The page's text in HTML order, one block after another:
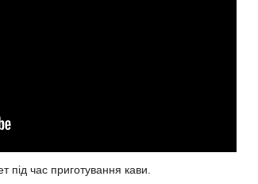
час приготування кави.